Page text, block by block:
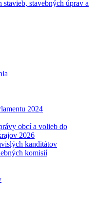
stavieb, stavebných úprav a
2024
obcí a volieb do
2026
kanditátov
komisií